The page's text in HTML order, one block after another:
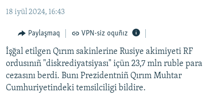
Qıdıruvğa
qaytmaq
MEDENİYET
İNSAN AQLARI
VİDEO
BLOGLAR
18 iyül 2024, 16:43
Paylaşmaq VPN-siz oquñız
İşğal etilgen Qırım sakinlerine Rusiye akimiyeti RF
ordusınıñ "diskrediyatsiyası" içün 23,7 mln ruble para
cezasını berdi. Bunı Prezidentniñ Qırım Muhtar
Cumhuriyetindeki temsilciligi bildire.